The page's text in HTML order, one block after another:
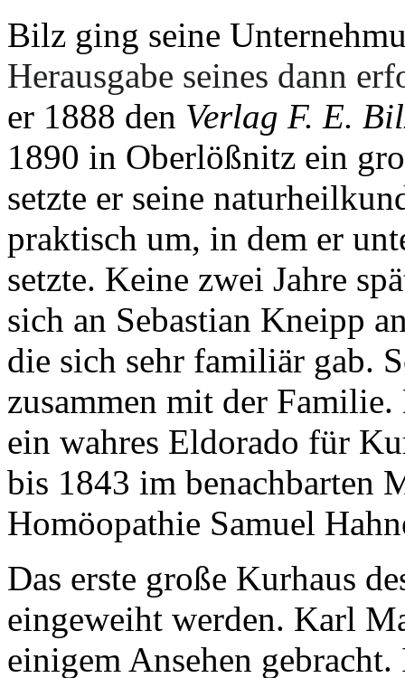
Bilz ging seine
Herausgabe seines dann
er 1888 den Verlag F. E.
1890 in Oberlößnitz ein
setzte er seine
praktisch um, in dem er
setzte. Keine zwei Jahre
sich an Sebastian Kneipp
die sich sehr familiär gab.
zusammen mit der
ein wahres Eldorado für
bis 1843 im benachbarten
Homöopathie Samuel
Das erste große Kurhaus
eingeweiht werden. Karl
einigem Ansehen